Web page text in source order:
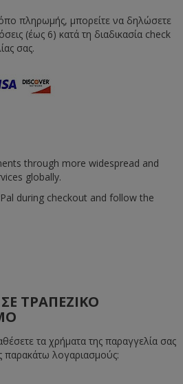
πληρωμής, μπορείτε να δηλώσετε
(έως 6) κατά τη διαδικασία check
σας.
through more widespread and
globally.
during checkout and follow the
ΤΡΑΠΕΖΙΚΟ
τα χρήματα της παραγγελία σας
παρακάτω λογαριασμούς: